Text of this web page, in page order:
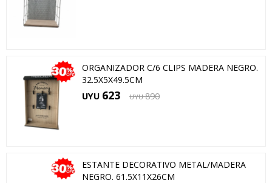
ORGANIZADOR C/6 CLIPS MADERA NEGRO.
32.5X5X49.5CM
UYU 623 UYU 890
ESTANTE DECORATIVO METAL/MADERA
NEGRO. 61.5X11X26CM